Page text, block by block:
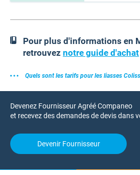
Pour plus d'informations en
retrouvez notre guide d'achat
Quels sont les tarifs pour les liasses
Devenez Fournisseur Agréé Companeo
et recevez des demandes de devis dans
Devenir Fournisseur